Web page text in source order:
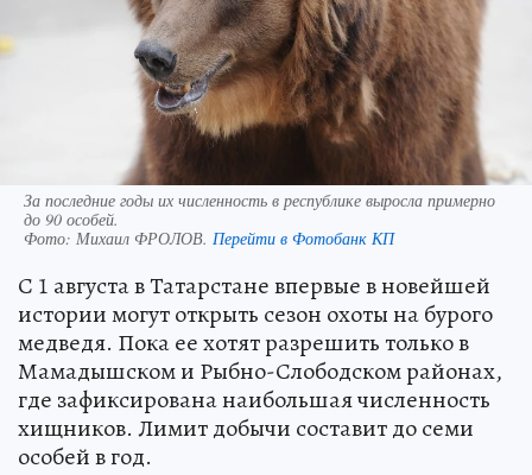
За последние годы их численность в республике выросла примерно
до 90 особей.
Фото: Михаил ФРОЛОВ. Перейти в Фотобанк КП
С 1 августа в Татарстане впервые в новейшей
истории могут открыть сезон охоты на бурого
медведя. Пока ее хотят разрешить только в
Мамадышском и Рыбно-Слободском районах,
где зафиксирована наибольшая численность
хищников. Лимит добычи составит до семи
особей в год.